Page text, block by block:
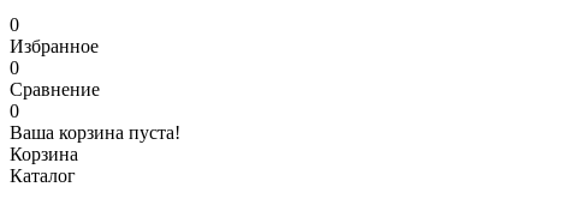
0
Избранное
0
Сравнение
0
Ваша корзина пуста!
Корзина
Каталог